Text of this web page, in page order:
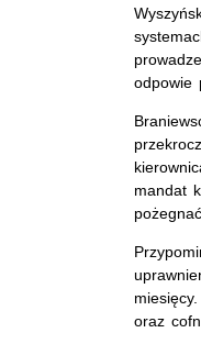
odpowie
mandat
oraz